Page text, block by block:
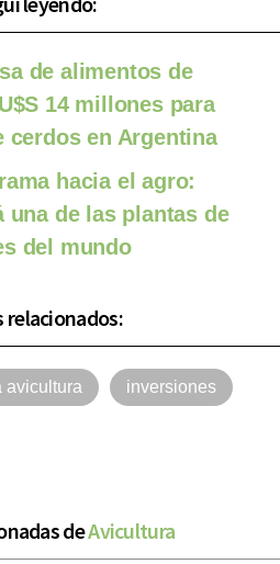
de alimentos de
14 millones para
cerdos en Argentina
hacia el agro:
una de las plantas de
del mundo
relacionados:
avicultura inversiones
deAvicultura